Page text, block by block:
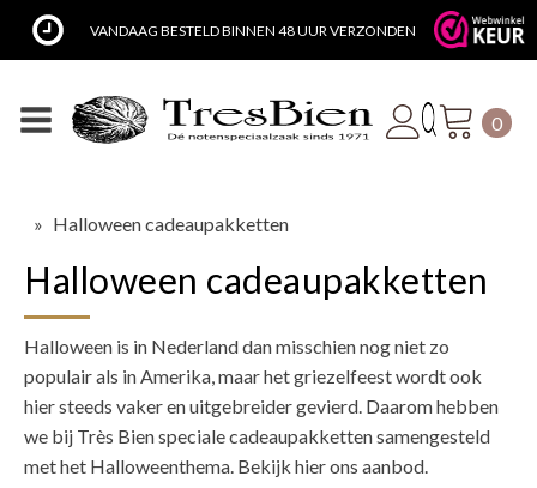
VANDAAG BESTELD BINNEN 48 UUR VERZONDEN
0
» Halloween cadeaupakketten
Halloween cadeaupakketten
Halloween is in Nederland dan misschien nog niet zo
populair als in Amerika, maar het griezelfeest wordt ook
hier steeds vaker en uitgebreider gevierd. Daarom hebben
we bij Très Bien speciale cadeaupakketten samengesteld
met het Halloweenthema. Bekijk hier ons aanbod.